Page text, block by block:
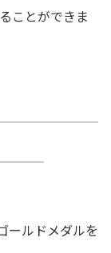
ことができま
ールドメダルを